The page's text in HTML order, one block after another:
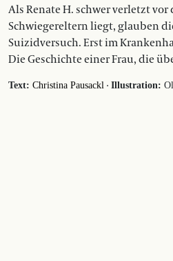
Als Renate H. schwer verletzt vor
Schwiegereltern liegt, glauben
Suizidversuch. Erst im
Die Geschichte einer Frau, die
Text: Christina Pausackl · Illustration: